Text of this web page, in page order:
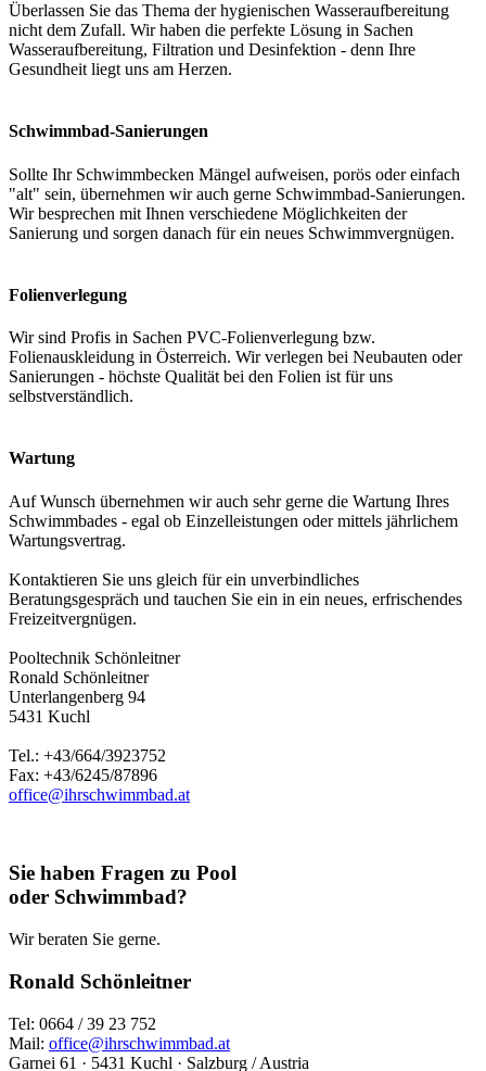
Überlassen Sie das Thema der hygienischen Wasseraufbereitung
nicht dem Zufall. Wir haben die perfekte Lösung in Sachen
Wasseraufbereitung, Filtration und Desinfektion - denn Ihre
Gesundheit liegt uns am Herzen.
Schwimmbad-Sanierungen
Sollte Ihr Schwimmbecken Mängel aufweisen, porös oder einfach
"alt" sein, übernehmen wir auch gerne Schwimmbad-Sanierungen.
Wir besprechen mit Ihnen verschiedene Möglichkeiten der
Sanierung und sorgen danach für ein neues Schwimmvergnügen.
Folienverlegung
Wir sind Profis in Sachen PVC-Folienverlegung bzw.
Folienauskleidung in Österreich. Wir verlegen bei Neubauten oder
Sanierungen - höchste Qualität bei den Folien ist für uns
selbstverständlich.
Wartung
Auf Wunsch übernehmen wir auch sehr gerne die Wartung Ihres
Schwimmbades - egal ob Einzelleistungen oder mittels jährlichem
Wartungsvertrag.
Kontaktieren Sie uns gleich für ein unverbindliches
Beratungsgespräch und tauchen Sie ein in ein neues, erfrischendes
Freizeitvergnügen.
Pooltechnik Schönleitner
Ronald Schönleitner
Unterlangenberg 94
5431 Kuchl
Tel.: +43/664/3923752
Fax: +43/6245/87896
office@ihrschwimmbad.at
Sie haben Fragen zu Pool
oder Schwimmbad?
Wir beraten Sie gerne.
Ronald Schönleitner
Tel: 0664 / 39 23 752
Mail: office@ihrschwimmbad.at
Garnei 61 · 5431 Kuchl · Salzburg / Austria